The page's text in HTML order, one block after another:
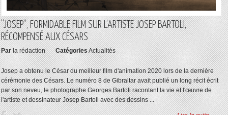
“JOSEP”, FORMIDABLE FILM SUR L’ARTISTE JOSEP BARTOLI,
RÉCOMPENSÉ AUX CÉSARS
Par la rédaction CatégoriesActualités
Josep a obtenu le César du meilleur film d'animation 2020 lors de la dernière
cérémonie des Césars. Le numéro 8 de Gibraltar avait publié un long récit écrit
par son neveu, le photographe Georges Bartoli racontant la vie et l'œuvre de
l'artiste et dessinateur Josep Bartoli avec des dessins ...